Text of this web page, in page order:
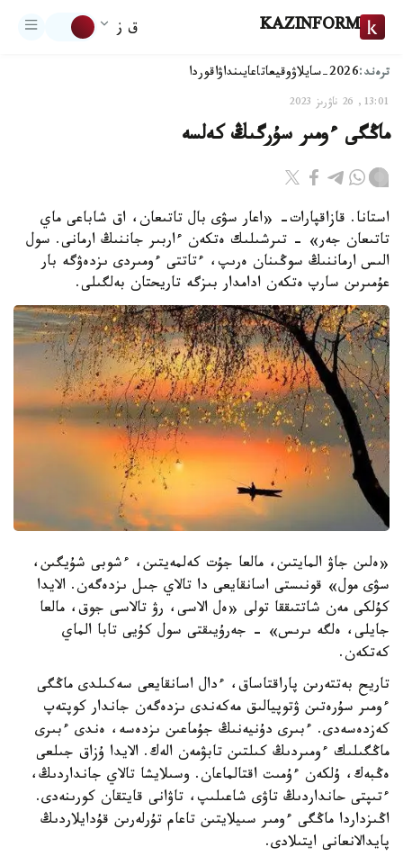
KAZINFORM ق ز
ترەند:2026-سايلاۋ وقيعاتاعايىنداۋاقوردا
13:01, 26 ناۋرىز 2023
ماڭگى ءومىر سۇرگىڭ كەلسە
استانا. قازاقپارات- «اعار سۋى بال تاتىعان، اق شاباعى ماي
تاتىعان جەر» - تىرشىلىك ەتكەن ءاربىر جاننىڭ ارمانى. سول
الىس ارماننىڭ سوڭىنان ەرىپ، ءتاتتى ءومىردى ىزدەۋگە بار
عۇمىرىن سارپ ەتكەن ادامدار بىزگە تاريحتان بەلگىلى.
«ەلىن جاۋ المايتىن، مالعا جۇت كەلمەيتىن، ءشوبى شۇيگىن،
سۋى مول» قونىستى اسانقايعى دا تالاي جىل ىزدەگەن. الايدا
كۇلكى مەن شاتتىققا تولى «ەل الاسى، رۋ تالاسى جوق، مالعا
جايلى، ەلگە ىرىس» - جەرۇيىقتى سول كۇيى تابا الماي
كەتكەن.
تاريح بەتتەرىن پاراقتاساق، ءدال اسانقايعى سەكىلدى ماڭگى
ءومىر سۇرەتىن ۋتوپيالىق مەكەندى ىزدەگەن جاندار كوپتەپ
كەزدەسەدى. ءبىرى دۇنيەنىڭ جۇماعىن ىزدەسە، ەندى ءبىرى
ماڭگىلىك ءومىردىڭ كىلتىن تابۋمەن الەك. الايدا ۇزاق جىلعى
ەڭبەك، ۇلكەن ءۇمىت اقتالماعان. وسىلايشا تالاي جانداردىڭ،
ءتىپتى حانداردىڭ تاۋى شاعىلىپ، تاۋانى قايتقان كورىنەدى.
اڭىزداردا ماڭگى ءومىر سىيلايتىن تاعام تۇرلەرىن قۇدايلاردىڭ
پايدالانعانى ايتىلادى.